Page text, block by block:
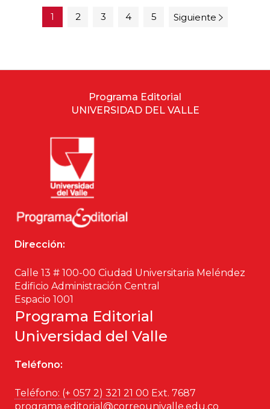
1 2 3 4 5 Siguiente
Programa Editorial
UNIVERSIDAD DEL VALLE
Dirección:
Calle 13 # 100-00 Ciudad Universitaria Meléndez
Edificio Administración Central
Espacio 1001
Programa Editorial
Universidad del Valle
Teléfono:
Teléfono: (+ 057 2) 321 21 00 Ext. 7687
programa.editorial@correounivalle.edu.co